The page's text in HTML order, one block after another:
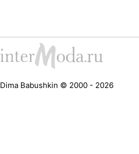
Dima Babushkin © 2000 - 2026